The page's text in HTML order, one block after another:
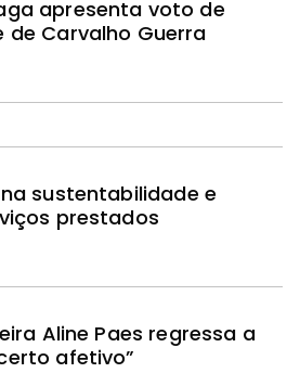
apresenta voto de
Carvalho Guerra
sustentabilidade e
prestados
Aline Paes regressa a
afetivo”